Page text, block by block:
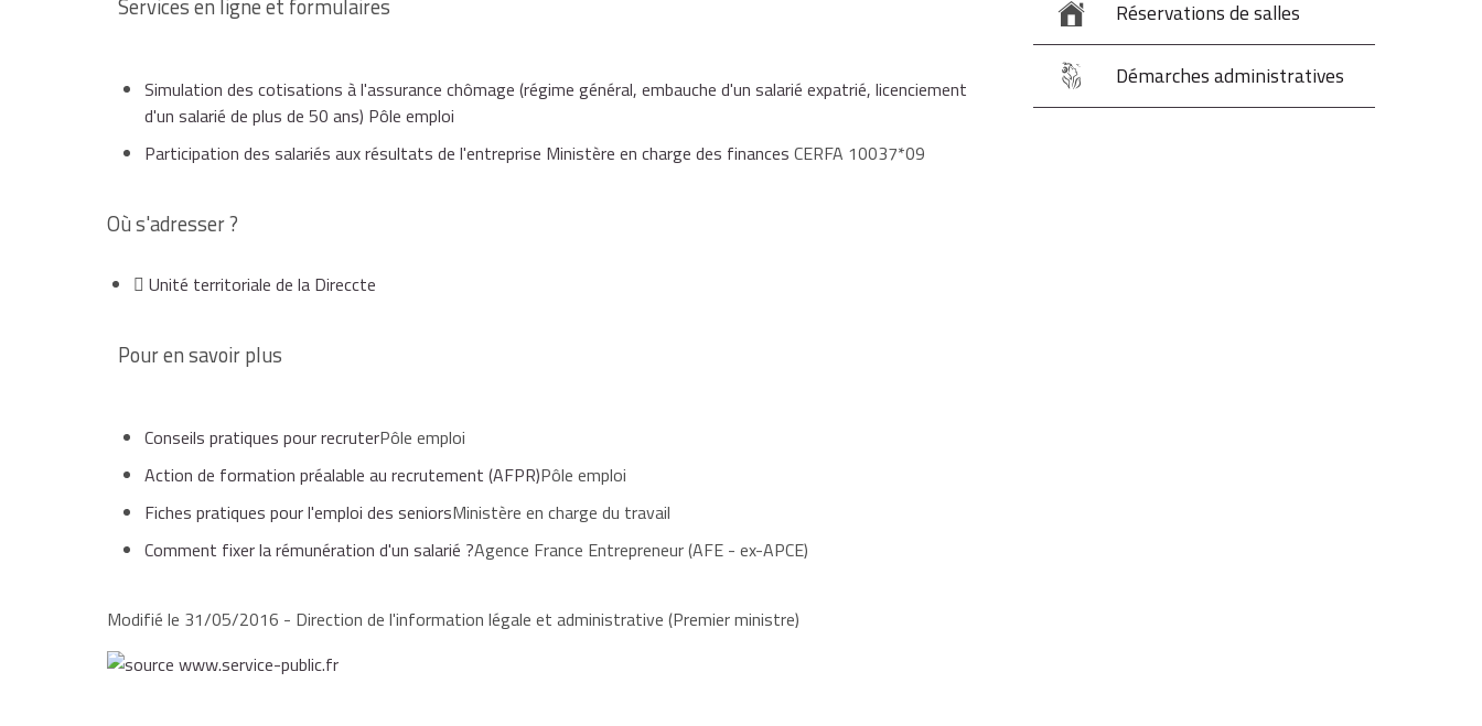
Services en ligne et formulaires
Simulation des cotisations à l'assurance chômage (régime général, embauche d'un salarié expatrié, licenciement
d'un salarié de plus de 50 ans) Pôle emploi
Participation des salariés aux résultats de l'entreprise Ministère en charge des finances CERFA 10037*09
Où s'adresser ?
Unité territoriale de la Direccte
Pour en savoir plus
Conseils pratiques pour recruterPôle emploi
Action de formation préalable au recrutement (AFPR)Pôle emploi
Fiches pratiques pour l'emploi des seniorsMinistère en charge du travail
Comment fixer la rémunération d'un salarié ?Agence France Entrepreneur (AFE - ex-APCE)
Modifié le 31/05/2016 - Direction de l'information légale et administrative (Premier ministre)
Réservations de salles
Démarches administratives